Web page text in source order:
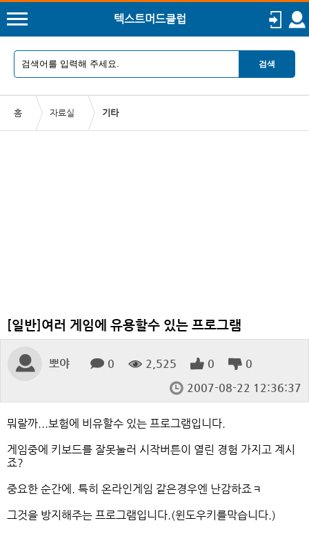
텍스트머드클럽
검색
홈 자료실 기타
[일반]여러 게임에 유용할수 있는 프로그램
뽀야 0 2,525 0
0
2007-08-22 12:36:37
뭐랄까...보험에 비유할수 있는 프로그램입니다.
게임중에 키보드를 잘못눌러 시작버튼이 열린 경험 가지고 계시
죠?
중요한 순간에. 특히 온라인게임 같은경우엔 난감하죠ㅋ
그것을 방지해주는 프로그램입니다.(윈도우키를막습니다.)